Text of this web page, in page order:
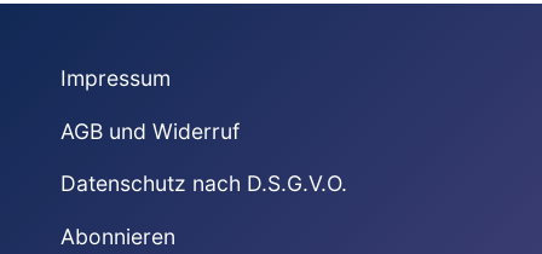
Impressum
AGB und Widerruf
Datenschutz nach D.S.G.V.O.
Abonnieren